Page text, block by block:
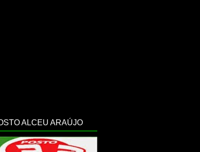
ALCEU ARAÚJO